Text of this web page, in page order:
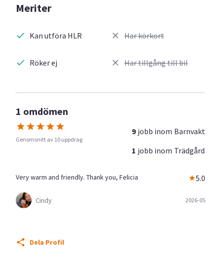
Meriter
Kan utföra HLR
Röker ej
Har körkort
Har tillgång till bil
1 omdömen
Genomsnitt av 10 uppdrag
9 jobb inom Barnvakt
1 jobb inom Trädgård
Very warm and friendly. Thank you, Felicia 5.0
Cindy 2026-05
Dela Profil